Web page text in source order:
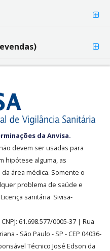
da Anvisa.
devem ser usadas para
hipótese alguma, as
área médica. Somente o
problema de saúde e
sanitária Sivisa-
61.698.577/0005-37 | Rua
- São Paulo - SP - CEP 04036-
Técnico José Edson da